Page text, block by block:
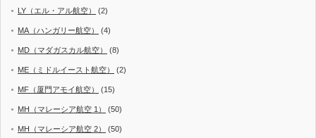
LY（エル・アル航空） (2)
MA（ハンガリー航空） (4)
MD（マダガスカル航空） (8)
ME（ミドルイースト航空） (2)
MF（厦門アモイ航空） (15)
MH（マレーシア航空 1） (50)
MH（マレーシア航空 2） (50)